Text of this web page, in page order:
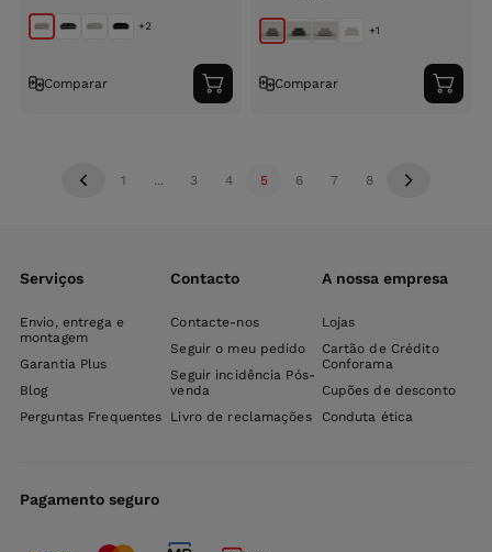
+2
Comparar
Adicionar
ao
+1
Comparar
ao
1 ... 3 4 5 6 7 8
Serviços
Envio, entrega e
montagem
Garantia Plus
Blog
Perguntas Frequentes
Contacto
Contacte-nos
Seguir o meu pedido
Seguir incidência Pós-
venda
Livro de reclamações
A nossa empresa
Lojas
Cartão de Crédito
Conforama
Cupões de desconto
Conduta ética
Pagamento seguro